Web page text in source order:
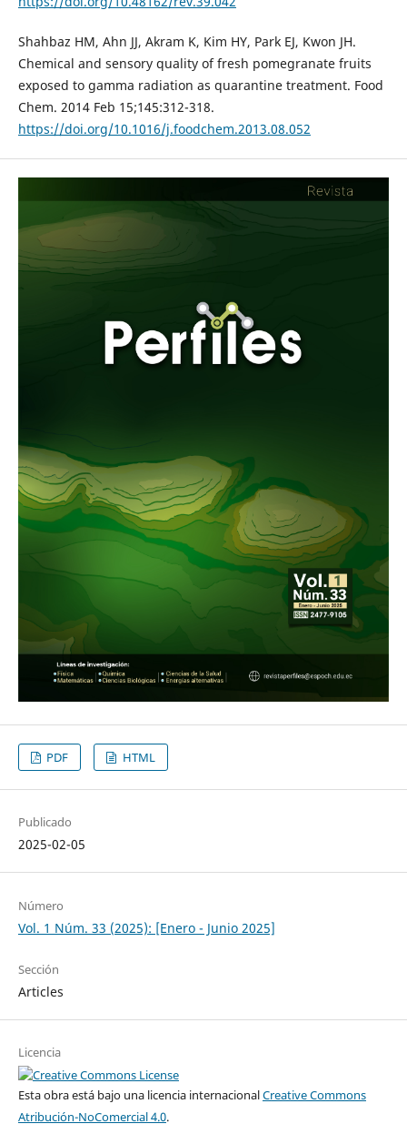
Shahbaz HM, Ahn JJ, Akram K, Kim HY, Park EJ, Kwon JH.
Chemical and sensory quality of fresh pomegranate fruits
exposed to gamma radiation as quarantine treatment. Food
Chem. 2014 Feb 15;145:312-318.
https://doi.org/10.1016/j.foodchem.2013.08.052
PDF HTML
Publicado
2025-02-05
Número
Vol. 1 Núm. 33 (2025): [Enero - Junio 2025]
Sección
Articles
Licencia
Esta obra está bajo una licencia internacionalCreative Commons
Atribución-NoComercial 4.0.